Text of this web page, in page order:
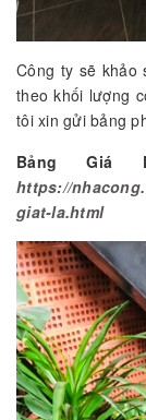
Công ty sẽ khảo
theo khối lượng
tôi xin gửi bảng
Bảng Giá
https://
giat-la.html